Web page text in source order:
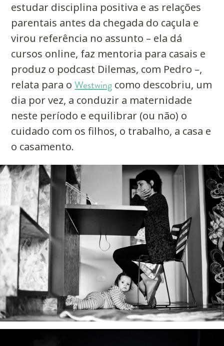
estudar disciplina positiva e as relações
parentais antes da chegada do caçula e
virou referência no assunto – ela dá
cursos online, faz mentoria para casais e
produz o podcast Dilemas, com Pedro –,
relata para oWestwing como descobriu, um
dia por vez, a conduzir a maternidade
neste período e equilibrar (ou não) o
cuidado com os filhos, o trabalho, a casa e
o casamento.